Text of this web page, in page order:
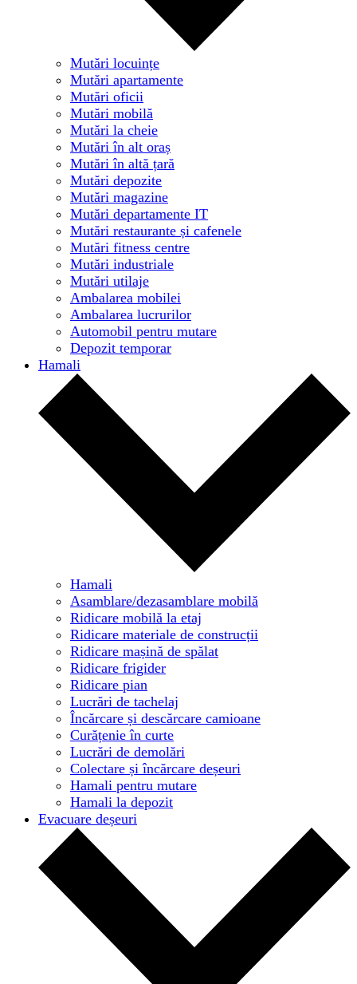
Mutări locuințe
Mutări apartamente
Mutări oficii
Mutări mobilă
Mutări la cheie
Mutări în alt oraș
Mutări în altă țară
Mutări depozite
Mutări magazine
Mutări departamente IT
Mutări restaurante și cafenele
Mutări fitness centre
Mutări industriale
Mutări utilaje
Ambalarea mobilei
Ambalarea lucrurilor
Automobil pentru mutare
Depozit temporar
Hamali
Hamali
Asamblare/dezasamblare mobilă
Ridicare mobilă la etaj
Ridicare materiale de construcții
Ridicare mașină de spălat
Ridicare frigider
Ridicare pian
Lucrări de tachelaj
Încărcare și descărcare camioane
Curățenie în curte
Lucrări de demolări
Colectare și încărcare deșeuri
Hamali pentru mutare
Hamali la depozit
Evacuare deșeuri